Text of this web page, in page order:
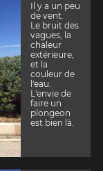
Il y a un peu
de vent.
Le bruit des
vagues, la
chaleur
extérieure,
et la
couleur de
l'eau.
L'envie de
faire un
plongeon
est bien là.